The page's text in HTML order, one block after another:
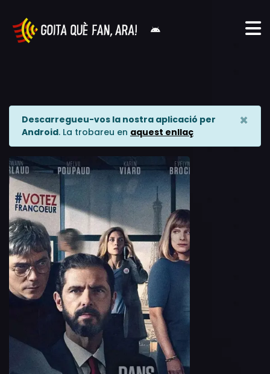
Descarregueu-vos la nostra aplicació per
Android. La trobareu en aquest enllaç
×